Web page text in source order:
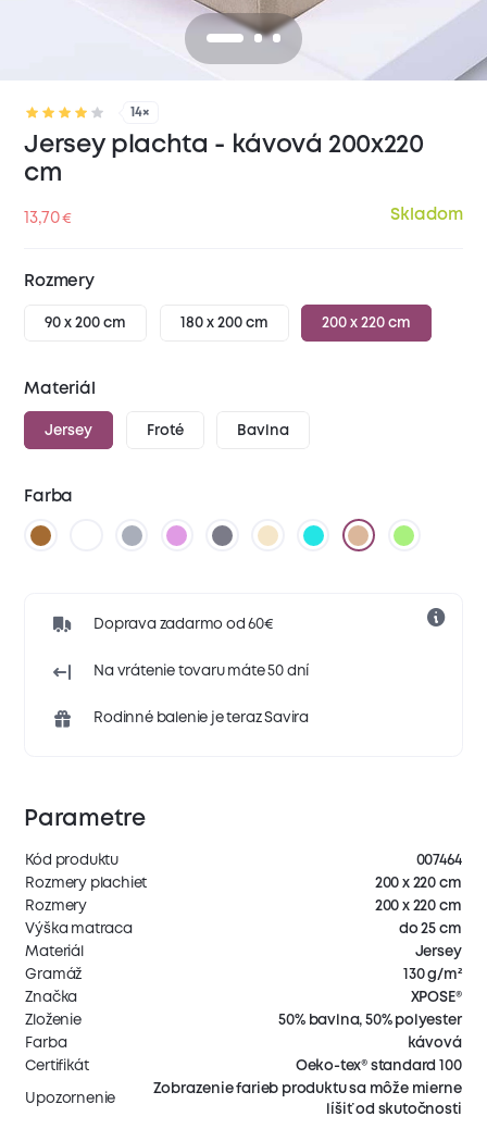
14×
Jersey plachta - kávová 200x220
cm
13,70€ Skladom
Rozmery
90 x 200 cm 180 x 200 cm 200 x 220 cm
Materiál
Jersey Froté Bavlna
Farba
Doprava zadarmo od 60€
Na vrátenie tovaru máte 50 dní
Rodinné balenie je teraz Savira
Parametre
Kód produktu
007464
Rozmery plachiet
200 x 220 cm
Rozmery
200 x 220 cm
Výška matraca
do 25 cm
Materiál
Jersey
Gramáž
130 g/m²
Značka
XPOSE®
Zloženie
50% bavlna, 50% polyester
Farba
kávová
Certifikát
Oeko-tex® standard 100
Upozornenie
Zobrazenie farieb produktu sa môže mierne
líšiť od skutočnosti